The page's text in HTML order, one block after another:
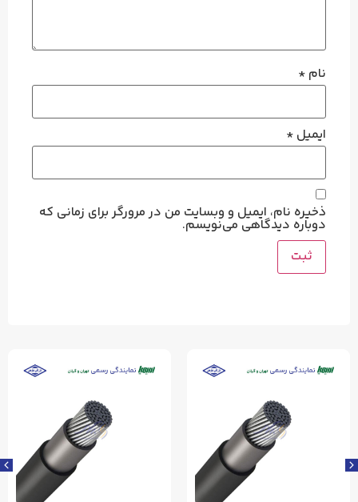
نام *
ایمیل *
ذخیره نام، ایمیل و وبسایت من در مرورگر برای زمانی که
دوباره دیدگاهی می‌نویسم.